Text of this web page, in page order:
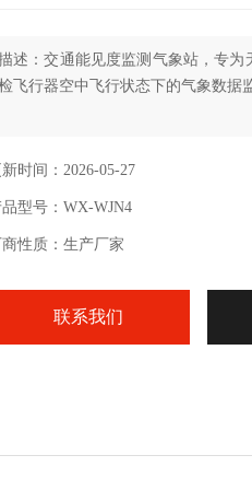
述：交通能见度监测气象站，专为
飞行器空中飞行状态下的气象数据
新时间：2026-05-27
品型号：WX-WJN4
商性质：生产厂家
联系我们